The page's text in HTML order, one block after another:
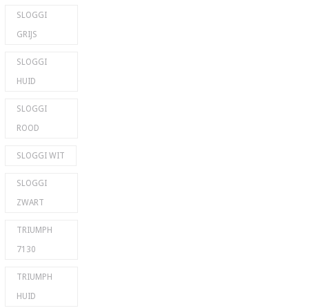
SLOGGI
GRIJS
SLOGGI
HUID
SLOGGI
ROOD
SLOGGI WIT
SLOGGI
ZWART
TRIUMPH
7130
TRIUMPH
HUID